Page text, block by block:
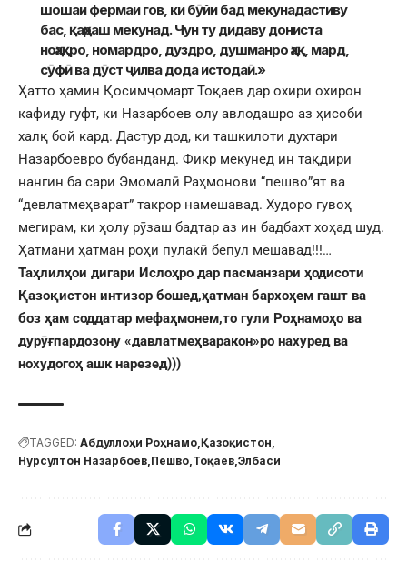
шошаи фермаи гов, ки бӯйи бад мекунадастиву
бас, қаҳраш мекунад. Чун ту дидаву дониста
ноҳақро, номардро, дуздро, душманро ҳақ, мард,
сӯфӣ ва дӯст ҷилва дода истодаӣ.»
Ҳатто ҳамин Қосимҷомарт Тоқаев дар охири охирон
кафиду гуфт, ки Назарбоев олу авлодашро аз ҳисоби
халқ бой кард. Дастур дод, ки ташкилоти духтари
Назарбоевро бубанданд. Фикр мекунед ин тақдири
нангин ба сари Эмомалӣ Раҳмонови “пешво”ят ва
“девлатмеҳварат” такрор намешавад. Худоро гувоҳ
мегирам, ки ҳолу рӯзаш бадтар аз ин бадбахт хоҳад шуд.
Ҳатмани ҳатман роҳи пулакӣ бепул мешавад!!!…
Таҳлилҳои дигари Ислоҳро дар пасманзари ҳодисоти
Қазоқистон интизор бошед,ҳатман бархоҳем гашт ва
боз ҳам соддатар мефаҳмонем,то гули Роҳнамоҳо ва
дурӯғпардозону «давлатмеҳваракон»ро нахуред ва
нохудогоҳ ашк нарезед)))
TAGGED: Абдуллоҳи Роҳнамо Қазоқистон
Нурсултон Назарбоев Пешво Тоқаев Элбаси